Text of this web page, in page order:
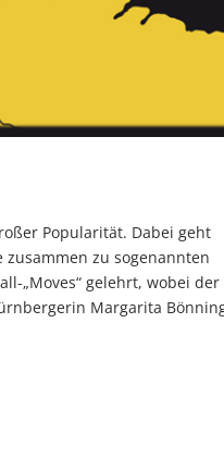
Popularität. Dabei geht
zu sogenannten
„Moves“ gelehrt, wobei der
Margarita